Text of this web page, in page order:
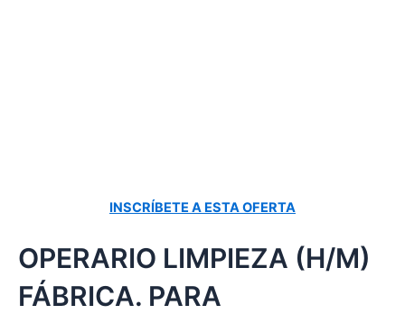
INSCRÍBETE A ESTA OFERTA
OPERARIO LIMPIEZA (H/M)
FÁBRICA. PARA